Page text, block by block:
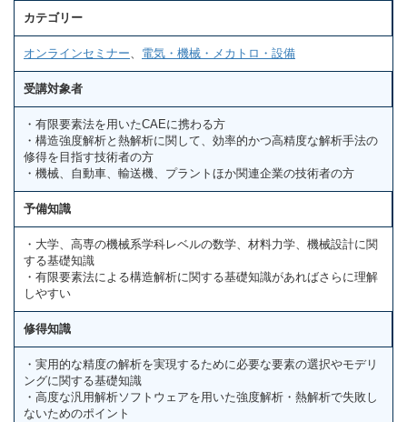
カテゴリー
オンラインセミナー、 電気・機械・メカトロ・設備
受講対象者
・有限要素法を用いたCAEに携わる方
・構造強度解析と熱解析に関して、効率的かつ高精度な解析手法の
修得を目指す技術者の方
・機械、自動車、輸送機、プラントほか関連企業の技術者の方
予備知識
・大学、高専の機械系学科レベルの数学、材料力学、機械設計に関
する基礎知識
・有限要素法による構造解析に関する基礎知識があればさらに理解
しやすい
修得知識
・実用的な精度の解析を実現するために必要な要素の選択やモデリ
ングに関する基礎知識
・高度な汎用解析ソフトウェアを用いた強度解析・熱解析で失敗し
ないためのポイント